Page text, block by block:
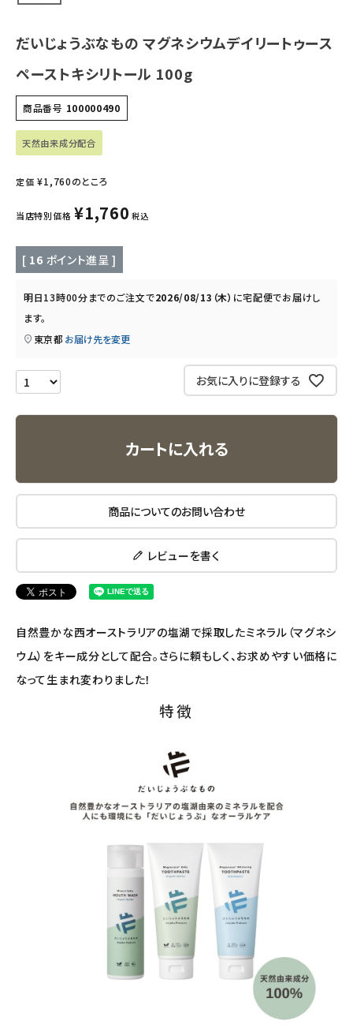
衛生用品
日用品雑貨
フェムケア
キッチン用品
ブランド
エコリュクス
エコメイト
コラム・スタッフのおすすめ
だいじょうぶなもの マグネシウムデイリートゥース
ペーストキシリトール 100g
商品番号 100000490
天然由来成分配合
定価 ¥1,760のところ
当店特別価格 ¥1,760 税込
[ 16 ポイント進呈 ]
明日13時00分までのご注文で2026/08/13（木） に宅配便でお届けし
ます。
東京都 お届け先を変更
お気に入りに登録する
カートに入れる
商品についてのお問い合わせ
レビューを書く
自然豊かな西オーストラリアの塩湖で採取したミネラル（マグネシ
ウム）をキー成分として配合。さらに頼もしく、お求めやすい価格に
なって生まれ変わりました！
特徴